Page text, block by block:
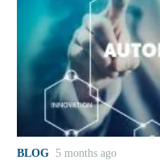
BLOG 5 months ago